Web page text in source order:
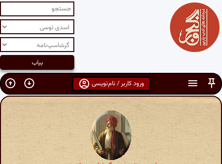
ورود کاربر / نام‌نویسی